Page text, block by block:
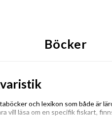
Böcker
och lexikon som både är
vill läsa om en specifik fiskart,